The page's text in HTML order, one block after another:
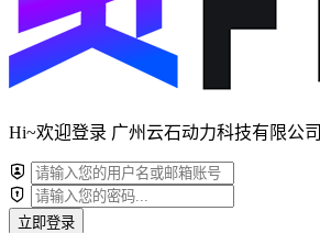
Hi~欢迎登录 广州云石动力科技有限公司
立即登录